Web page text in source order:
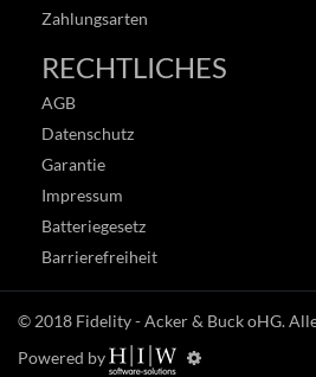
Zahlungsarten
RECHTLICHES
AGB
Datenschutz
Garantie
Impressum
Batteriegesetz
Barrierefreiheit
© 2018 Fidelity - Acker & Buck oHG.
Powered by